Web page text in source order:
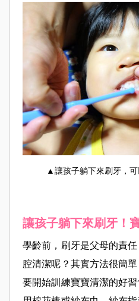
▲讓孩子躺下來刷牙，可
讓孩子躺下來刷牙！
學齡前，刷牙是父母的責
腔清潔呢？其實方法很簡
要開始訓練寶寶清潔的好